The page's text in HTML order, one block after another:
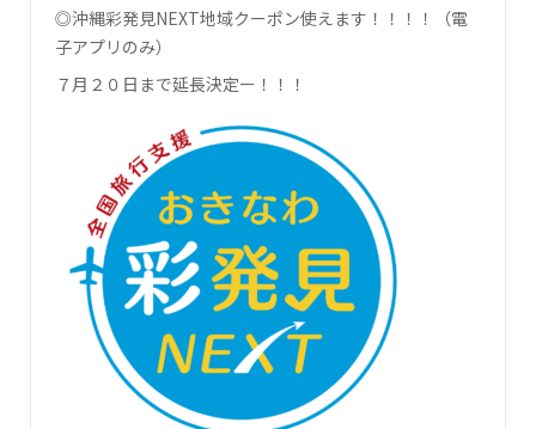
◎沖縄彩発見NEXT地域クーポン使えます！！！！（電
子アプリのみ）
７月２０日まで延長決定ー！！！